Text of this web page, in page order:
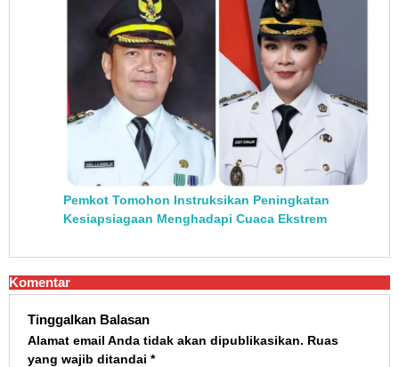
Pemkot Tomohon Instruksikan Peningkatan
Kesiapsiagaan Menghadapi Cuaca Ekstrem
Komentar
Tinggalkan Balasan
Alamat email Anda tidak akan dipublikasikan. Ruas
yang wajib ditandai *